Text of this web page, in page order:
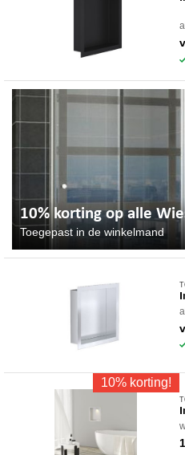
op
10% korting op alle
Toegepast in de winkelmand
10% korting!